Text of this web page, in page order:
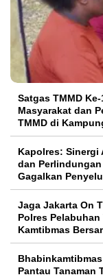
Satgas TMMD
Masyarakat dan
TMMD di
Kapolres: Sinergi
dan
Gagalkan
Jaga Jakarta On
Polres
Kamtibmas
Pantau Tanaman